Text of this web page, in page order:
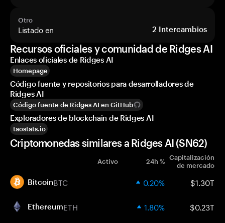
Otro
Listado en 2 Intercambios
Recursos oficiales y comunidad de Ridges AI
Enlaces oficiales de Ridges AI
Homepage
Código fuente y repositorios para desarrolladores de
Ridges AI
Código fuente de Ridges AI en GitHub
Exploradores de blockchain de Ridges AI
taostats.io
Criptomonedas similares a Ridges AI (SN62)
Activo 24h % Capitalización
de mercado
BitcoinBTC 0.20% $1.30T
EthereumETH 1.80% $0.23T